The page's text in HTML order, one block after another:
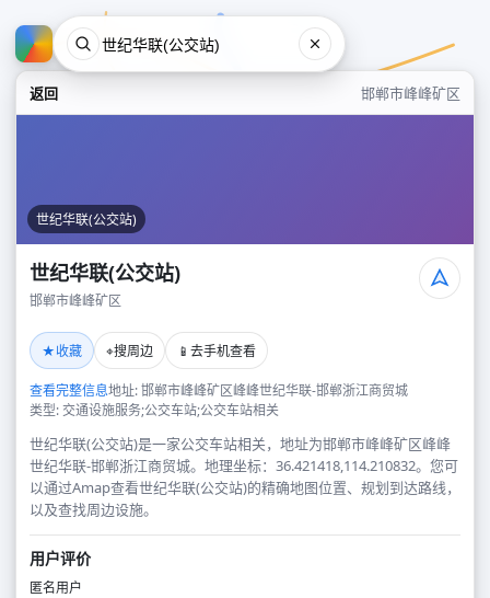
返回 邯郸市峰峰矿区
世纪华联(公交站)
世纪华联(公交站)
邯郸市峰峰矿区
★收藏 ⌖搜周边 📱 去手机查看
查看完整信息地址: 邯郸市峰峰矿区峰峰世纪华联-邯郸浙江商贸城
类型: 交通设施服务;公交车站;公交车站相关
世纪华联(公交站)是一家公交车站相关，地址为邯郸市峰峰矿区峰峰
世纪华联-邯郸浙江商贸城。地理坐标：36.421418,114.210832。您可
以通过Amap查看世纪华联(公交站)的精确地图位置、规划到达路线，
以及查找周边设施。
用户评价
匿名用户